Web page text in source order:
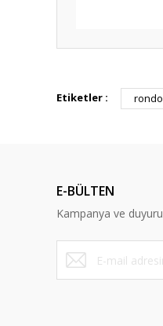
Görüş ve
Ürün fiyatı
Bu ürüne
Etiketler : rondo
E-BÜLTEN
Kampanya ve